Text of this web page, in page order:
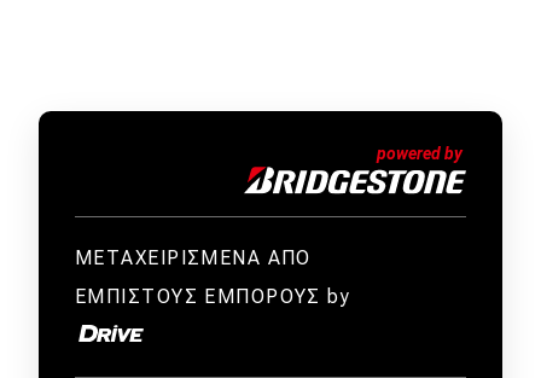
ΜΕΤΑΧΕΙΡΙΣΜΕΝΑ ΑΠΟ
ΕΜΠΙΣΤΟΥΣ ΕΜΠΟΡΟΥΣ by